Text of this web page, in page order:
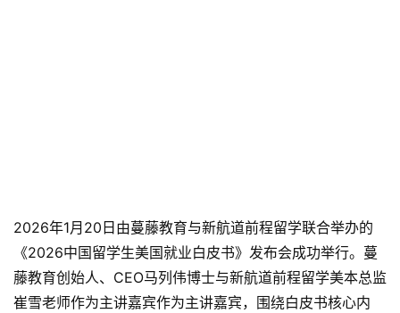
2026年1月20日由蔓藤教育与新航道前程留学联合举办的
《2026中国留学生美国就业白皮书》发布会成功举行。蔓
藤教育创始人、CEO马列伟博士与新航道前程留学美本总监
崔雪老师作为主讲嘉宾作为主讲嘉宾，围绕白皮书核心内